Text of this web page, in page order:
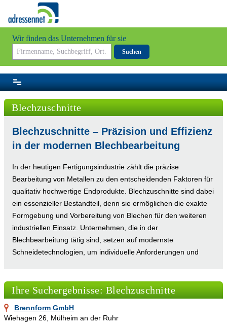
Wir finden das Unternehmen für sie
Suchen
Blechzuschnitte
Blechzuschnitte – Präzision und Effizienz
in der modernen Blechbearbeitung
In der heutigen Fertigungsindustrie zählt die präzise
Bearbeitung von Metallen zu den entscheidenden Faktoren für
qualitativ hochwertige Endprodukte. Blechzuschnitte sind dabei
ein essenzieller Bestandteil, denn sie ermöglichen die exakte
Formgebung und Vorbereitung von Blechen für den weiteren
industriellen Einsatz. Unternehmen, die in der
Blechbearbeitung tätig sind, setzen auf modernste
Schneidetechnologien, um individuelle Anforderungen und
Blechzuschnitten die ideale Plattform, um ihre Expertise und
innovativen Lösungen einem breiten Publikum vorzustellen und
ihre Sichtbarkeit im digitalen Raum nachhaltig zu erhöhen.
Ihre Suchergebnisse: Blechzuschnitte
Brennform GmbH
Wiehagen 26, Mülheim an der Ruhr